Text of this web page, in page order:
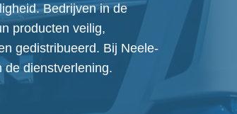
Bedrijven in de
producten veilig,
gedistribueerd. Bij Neele-
de dienstverlening.